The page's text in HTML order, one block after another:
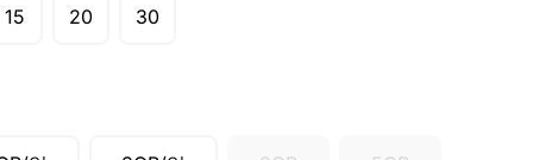
15 20 30